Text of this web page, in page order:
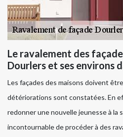
Le ravalement des
Dourlers et ses environs
Les façades des maisons doivent
détériorations sont constatées. En
redonner une nouvelle jeunesse à la
incontournable de procéder à des